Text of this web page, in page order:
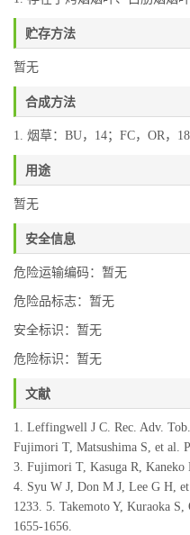
贮存方法
暂无
合成方法
1. 烟草：BU，14；FC，OR，18
用途
暂无
安全信息
危险运输编码：暂无
危险品标志：暂无
安全标识：暂无
危险标识：暂无
文献
1. Leffingwell J C. Rec. Adv.
Fujimori T, Matsushima S, et al.
3. Fujimori T, Kasuga R, Kaneko
4. Syu W J, Don M J, Lee G H,
1233. 5. Takemoto Y, Kuraoka
1655-1656.